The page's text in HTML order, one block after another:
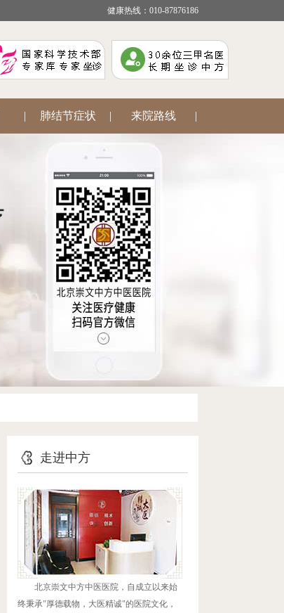
健康热线：010-87876186
| 肺结节症状 | 来院路线 |
走进中方
北京崇文中方中医医院，自成立以来始
终秉承"厚德载物，大医精诚"的医院文化，